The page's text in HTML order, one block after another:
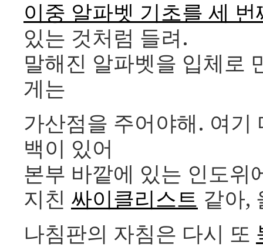
이중 알파벳 기초를 세
있는 것처럼 들려.
말해진 알파벳을 입체로
게는
가산점을 주어야해. 여기
백이 있어
본부 바깥에 있는 인도위
지친 싸이클리스트 같아,
나침판의 자침은 다시 또